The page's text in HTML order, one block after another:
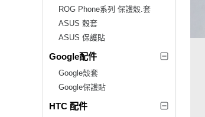
ROG Phone系列 保護殼.套
ASUS 殼套
ASUS 保護貼
Google配件
Google殼套
Google保護貼
HTC 配件